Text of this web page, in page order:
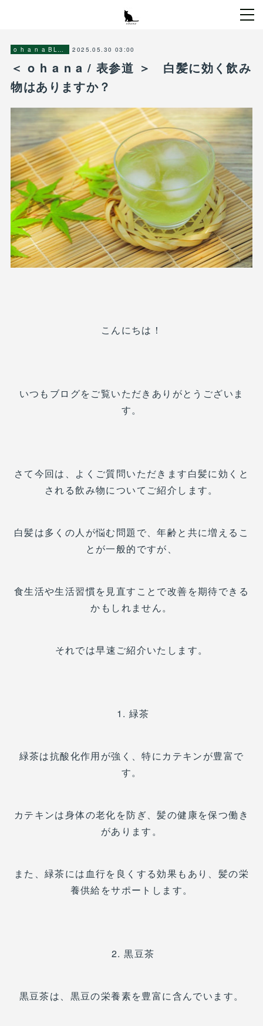
o h a n a BLOG 2025.05.30 03:00
＜ o h a n a / 表参道 ＞ 白髪に効く飲み
物はありますか？
こんにちは！
いつもブログをご覧いただきありがとうございま
す。
さて今回は、よくご質問いただきます白髪に効くと
される飲み物についてご紹介します。
白髪は多くの人が悩む問題で、年齢と共に増えるこ
とが一般的ですが、
食生活や生活習慣を見直すことで改善を期待できる
かもしれません。
それでは早速ご紹介いたします。
1. 緑茶
緑茶は抗酸化作用が強く、特にカテキンが豊富で
す。
カテキンは身体の老化を防ぎ、髪の健康を保つ働き
があります。
また、緑茶には血行を良くする効果もあり、髪の栄
養供給をサポートします。
2. 黒豆茶
黒豆茶は、黒豆の栄養素を豊富に含んでいます。